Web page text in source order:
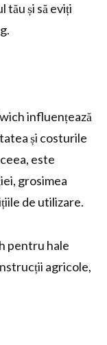
și să eviți
influențează
și costurile
este
grosimea
de utilizare.
pentru hale
agricole,